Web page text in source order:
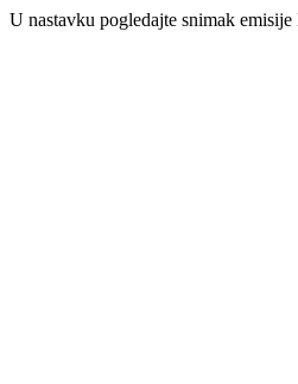
U nastavku pogledajte snimak